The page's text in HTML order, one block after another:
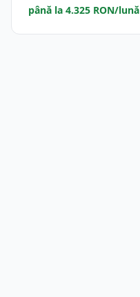
până la 4.325 RON/lună